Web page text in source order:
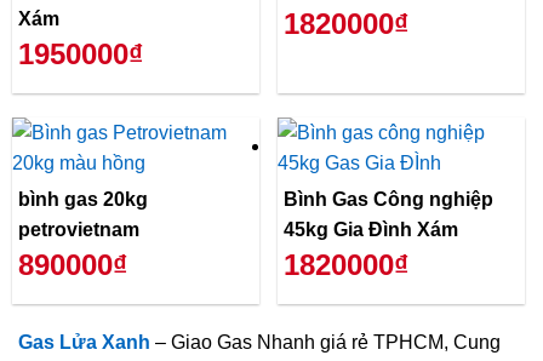
Xám
1950000₫
1820000₫
bình gas 20kg
petrovietnam
890000₫
Bình Gas Công nghiệp
45kg Gia Đình Xám
1820000₫
Gas Lửa Xanh – Giao Gas Nhanh giá rẻ TPHCM, Cung